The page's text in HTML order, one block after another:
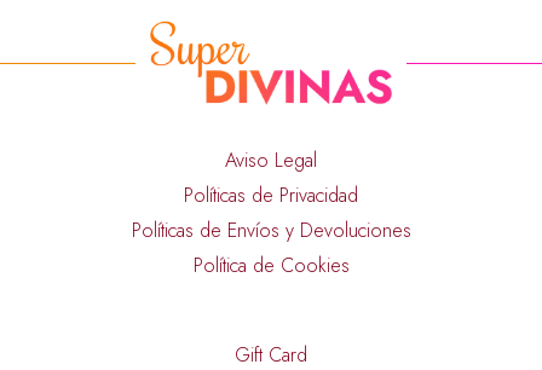
Aviso Legal
Políticas de Privacidad
Políticas de Envíos y Devoluciones
Política de Cookies
Gift Card